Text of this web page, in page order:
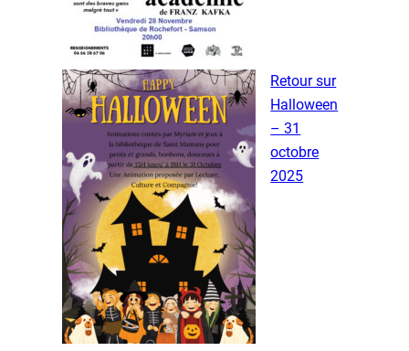
Retour sur
Halloween
– 31
octobre
2025